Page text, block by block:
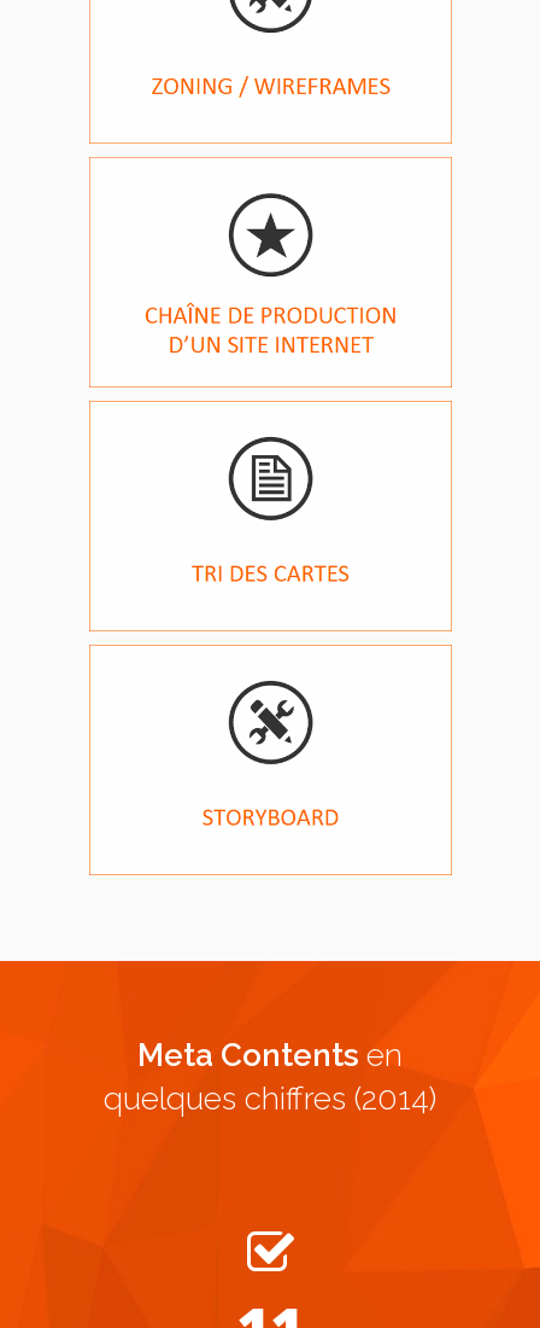
Meta Contents en
quelques chiffres (2014)